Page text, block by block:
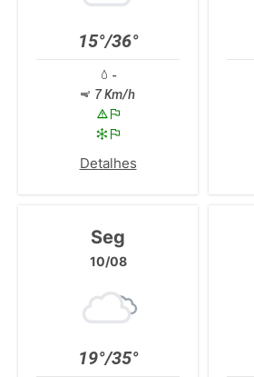
15°/36°
-
7 Km/h
Detalhes
Seg
10/08
19°/35°